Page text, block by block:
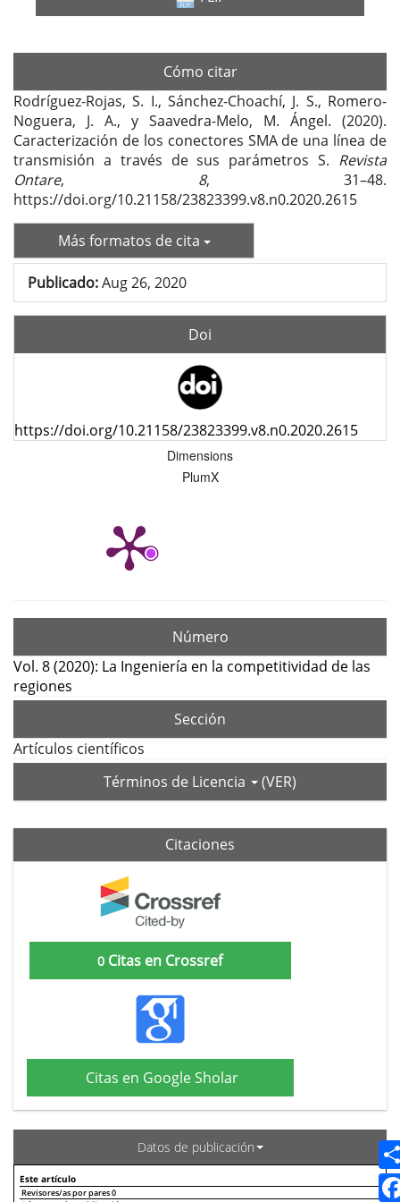
Cómo citar
Rodríguez-Rojas, S. I., Sánchez-Choachí, J. S., Romero-
Noguera, J. A., y Saavedra-Melo, M. Ángel. (2020).
Caracterización de los conectores SMA de una línea de
transmisión a través de sus parámetros S. Revista
Ontare, 8, 31–48.
https://doi.org/10.21158/23823399.v8.n0.2020.2615
Más formatos de cita
Publicado:Aug 26, 2020
Doi
https://doi.org/10.21158/23823399.v8.n0.2020.2615
Dimensions
PlumX
Número
Vol. 8 (2020): La Ingeniería en la competitividad de las
regiones
Sección
Artículos científicos
Términos de Licencia
(VER)
Citaciones
0 Citas en Crossref
Citas en Google Sholar
Datos de publicación
Este artículo
Revisores/as por pares0